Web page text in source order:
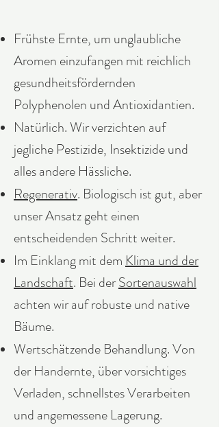
Frühste Ernte, um unglaubliche
Aromen einzufangen mit reichlich
gesundheitsfördernden
Polyphenolen und Antioxidantien.
Natürlich. Wir verzichten auf
jegliche Pestizide, Insektizide und
alles andere Hässliche.
Regenerativ. Biologisch ist gut, aber
unser Ansatz geht einen
entscheidenden Schritt weiter.
Im Einklang mit demKlima und der
Landschaft. Bei derSortenauswahl
achten wir auf robuste und native
Bäume.
Wertschätzende Behandlung. Von
der Handernte, über vorsichtiges
Verladen, schnellstes Verarbeiten
und angemessene Lagerung.